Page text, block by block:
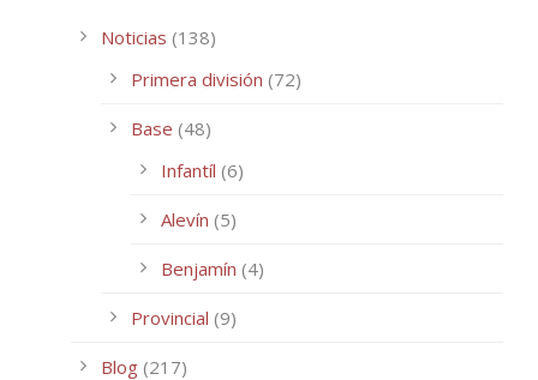
Noticias (138)
Primera división (72)
Base (48)
Infantíl (6)
Alevín (5)
Benjamín (4)
Provincial (9)
Blog (217)